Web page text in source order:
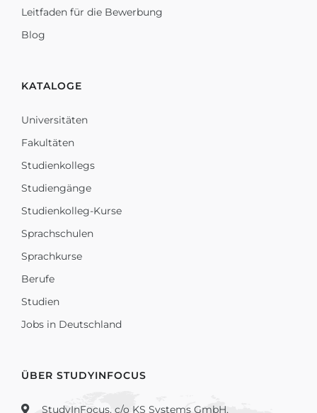
Leitfaden für die Bewerbung
Blog
KATALOGE
Universitäten
Fakultäten
Studienkollegs
Studiengänge
Studienkolleg-Kurse
Sprachschulen
Sprachkurse
Berufe
Studien
Jobs in Deutschland
ÜBER STUDYINFOCUS
StudyInFocus, c/o KS Systems GmbH,